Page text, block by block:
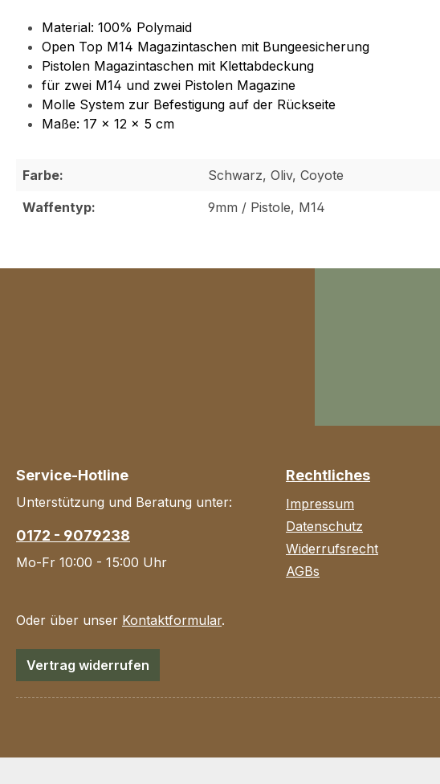
Material: 100% Polymaid
Open Top M14 Magazintaschen mit Bungeesicherung
Pistolen Magazintaschen mit Klettabdeckung
für zwei M14 und zwei Pistolen Magazine
Molle System zur Befestigung auf der Rückseite
Maße: 17 x 12 x 5 cm
Farbe:
Schwarz, Oliv, Coyote
Waffentyp:
9mm / Pistole, M14
Service-Hotline
Unterstützung und Beratung unter:
0172 - 9079238
Mo-Fr 10:00 - 15:00 Uhr
Oder über unser Kontaktformular.
Vertrag widerrufen
Rechtliches
Impressum
Datenschutz
Widerrufsrecht
AGBs